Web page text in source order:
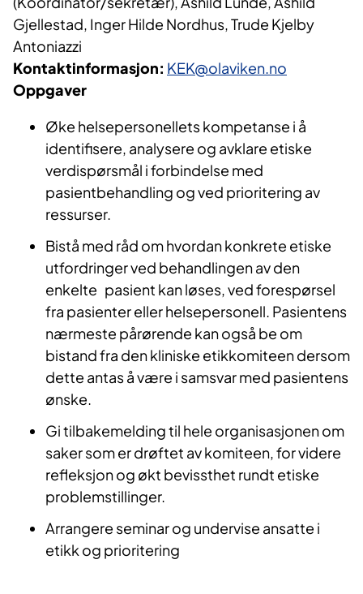
Gjellestad, Inger Hilde Nordhus, Trude Kjelby
Antoniazzi
Kontaktinformasjon: KEK@olaviken.no
Oppgaver
Øke helsepersonellets kompetanse i å
identifisere, analysere og avklare etiske
verdispørsmål i forbindelse med
pasientbehandling og ved prioritering av
ressurser.
Bistå med råd om hvordan konkrete etiske
utfordringer ved behandlingen av den
enkelte pasient kan løses, ved forespørsel
fra pasienter eller helsepersonell. Pasientens
nærmeste pårørende kan også be om
bistand fra den kliniske etikkomiteen dersom
dette antas å være i samsvar med pasientens
ønske.
Gi tilbakemelding til hele organisasjonen om
saker som er drøftet av komiteen, for videre
refleksjon og økt bevissthet rundt etiske
problemstillinger.
Arrangere seminar og undervise ansatte i
etikk og prioritering